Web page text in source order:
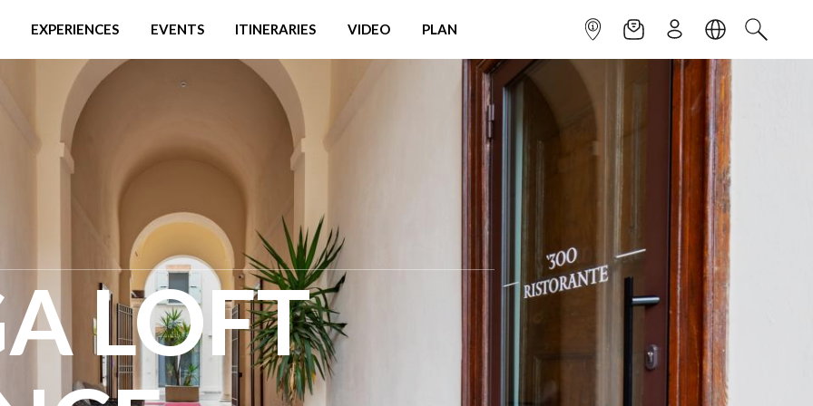
EXPERIENCES EVENTS ITINERARIES VIDEO PLAN INFOPOINTNEWSLETTER
SIGN UPLANGUAGE
SEARCH
LOFT